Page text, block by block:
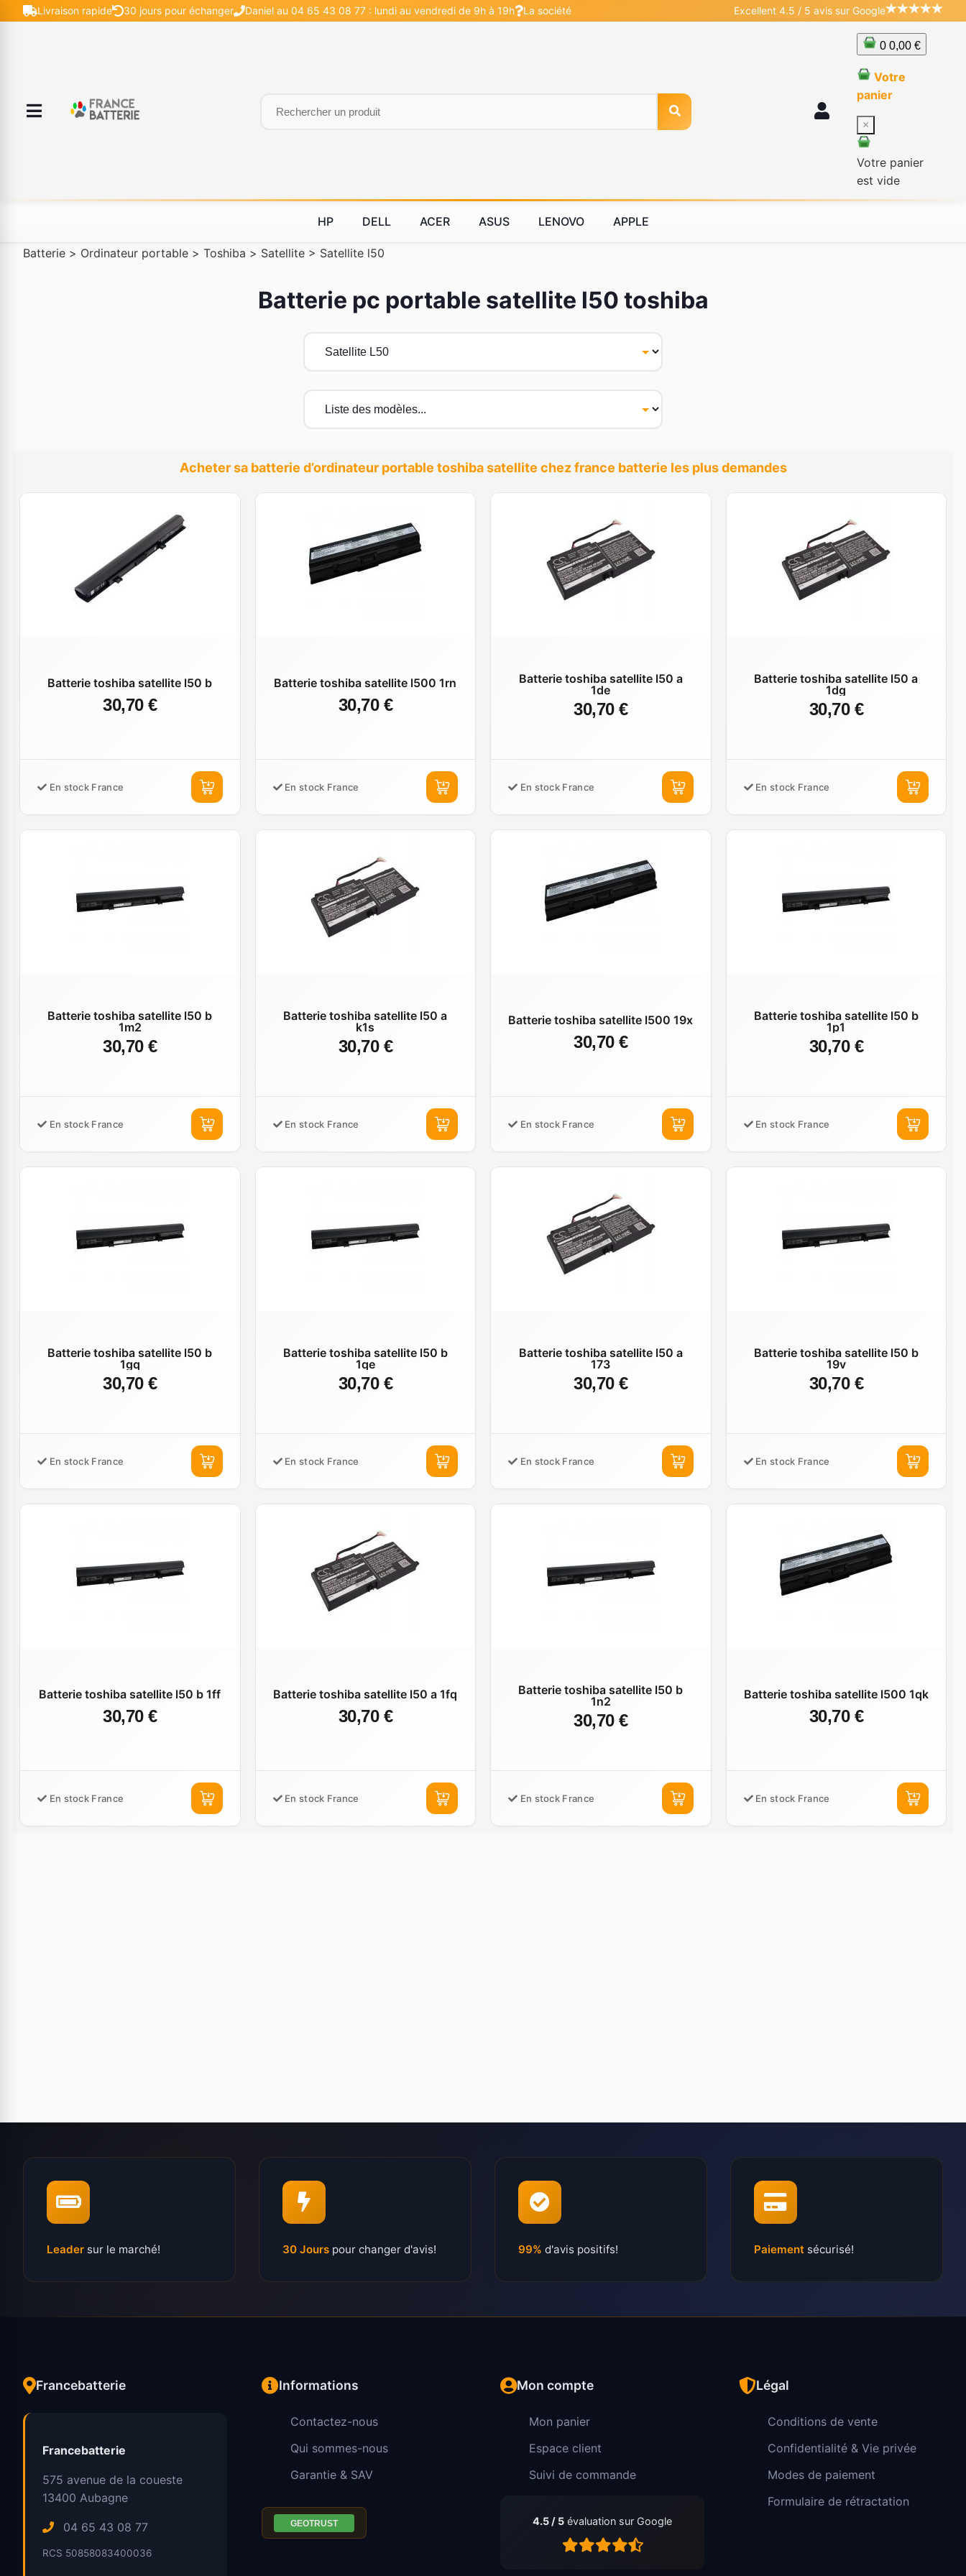
Livraison rapide 30 jours pour échanger Daniel au 04 65 43 08 77 : lundi au vendredi de 9h à 19h La société Excellent 4.5 / 5 avis sur Google
0 0,00 €
Votre
panier
×
Votre panier
est vide
HP DELL ACER ASUS LENOVO APPLE
Batterie > Ordinateur portable > Toshiba > Satellite > Satellite l50
Batterie pc portable satellite l50 toshiba
Acheter sa batterie d’ordinateur portable toshiba satellite chez france batterie les plus demandes
Batterie toshiba satellite l50 b
30,70 €
En stock France
Batterie toshiba satellite l500 1rn
30,70 €
En stock France
Batterie toshiba satellite l50 a
1de
30,70 €
En stock France
Batterie toshiba satellite l50 a
1dg
30,70 €
En stock France
Batterie toshiba satellite l50 b
1m2
30,70 €
En stock France
Batterie toshiba satellite l50 a
k1s
30,70 €
En stock France
Batterie toshiba satellite l500 19x
30,70 €
En stock France
Batterie toshiba satellite l50 b
1p1
30,70 €
En stock France
Batterie toshiba satellite l50 b
1gq
30,70 €
En stock France
Batterie toshiba satellite l50 b
1qe
30,70 €
En stock France
Batterie toshiba satellite l50 a
173
30,70 €
En stock France
Batterie toshiba satellite l50 b
19v
30,70 €
En stock France
Batterie toshiba satellite l50 b 1ff
30,70 €
En stock France
Batterie toshiba satellite l50 a 1fq
30,70 €
En stock France
Batterie toshiba satellite l50 b
1n2
30,70 €
En stock France
Batterie toshiba satellite l500 1qk
30,70 €
En stock France
Leader sur le marché! 30 Jours pour changer d'avis! 99% d'avis positifs! Paiement sécurisé!
Francebatterie
Francebatterie
575 avenue de la coueste
13400 Aubagne
04 65 43 08 77
RCS 50858083400036
Informations
Contactez-nous
Qui sommes-nous
Garantie & SAV
Mon compte
Mon panier
Espace client
Suivi de commande
4.5 / 5 évaluation sur Google
Légal
Conditions de vente
Confidentialité & Vie privée
Modes de paiement
Formulaire de rétractation